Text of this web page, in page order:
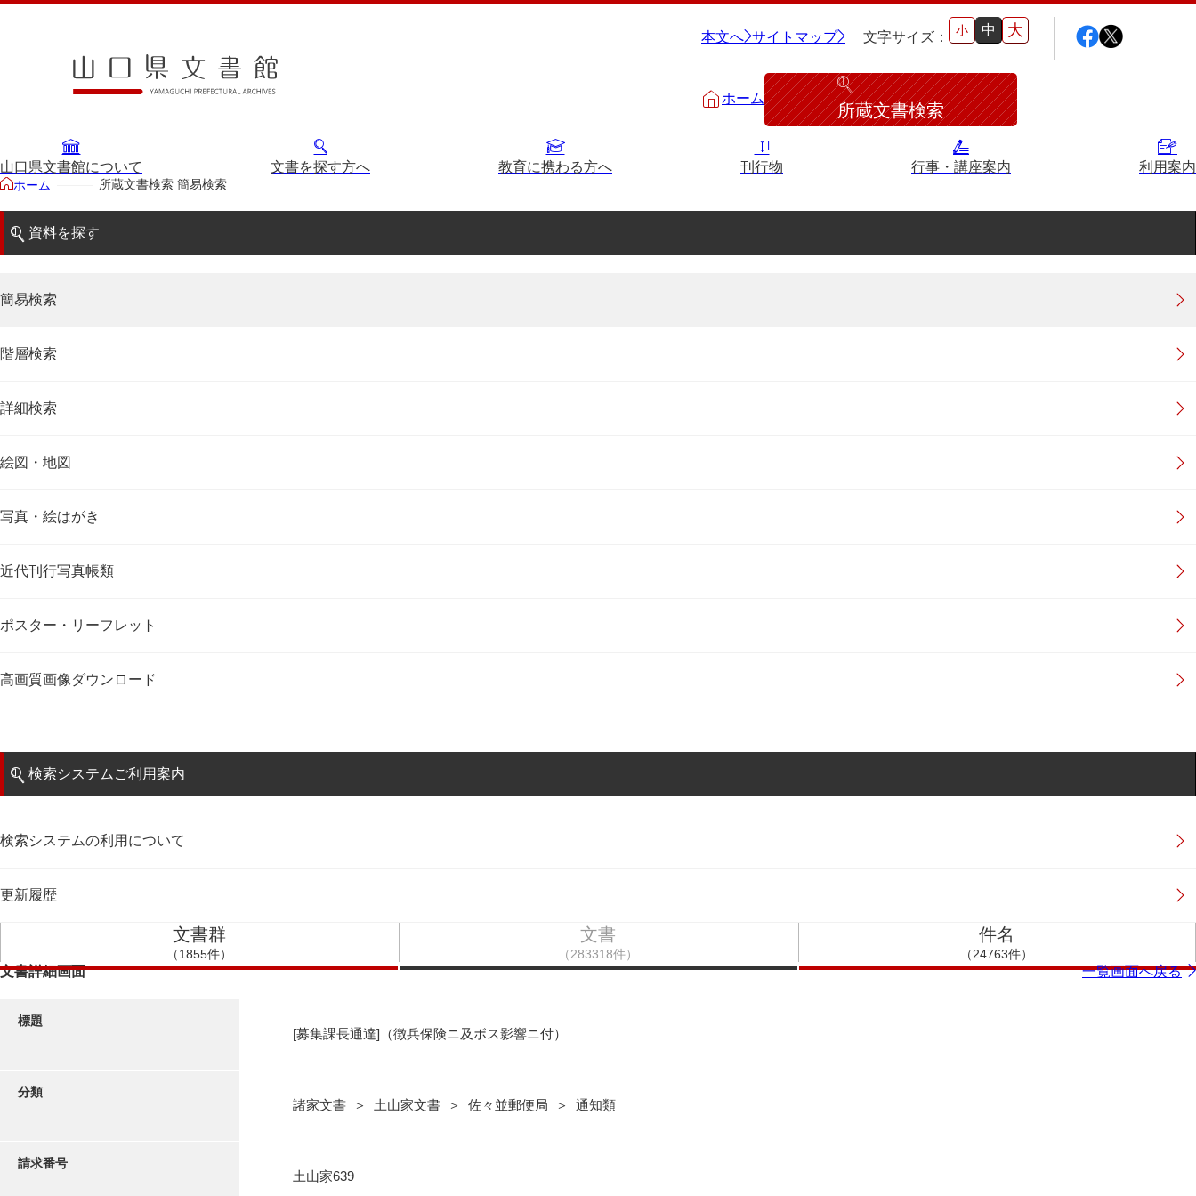
本文へ サイトマップ 文字サイズ： 小 中 大
ホーム
所蔵文書検索
山口県文書館について 文書を探す方へ 教育に携わる方へ 刊行物 行事・講座案内 利用案内
ホーム 所蔵文書検索 簡易検索
資料を探す
簡易検索
階層検索
詳細検索
絵図・地図
写真・絵はがき
近代刊行写真帳類
ポスター・リーフレット
高画質画像ダウンロード
検索システムご利用案内
検索システムの利用について
更新履歴
文書群
（1855件）
文書
（283318件）
件名
（24763件）
文書詳細画面 一覧画面へ戻る
標題
[募集課長通達]（徴兵保険ニ及ボス影響ニ付）
分類
諸家文書 ＞ 土山家文書 ＞ 佐々並郵便局 ＞ 通知類
請求番号
土山家639